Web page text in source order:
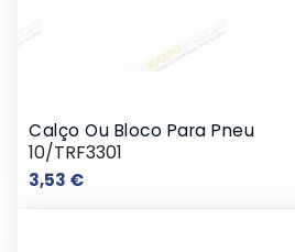
Calço Ou Bloco Para Pneu
10/TRF3301
3,53 €Preço